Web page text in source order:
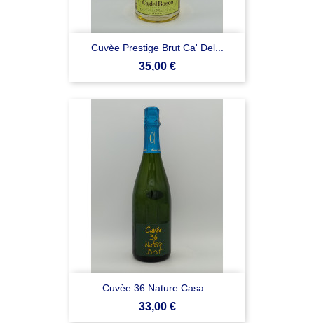
Cuvèe Prestige Brut Ca' Del...
Prezzo
35,00 €
Cuvèe 36 Nature Casa...
Prezzo
33,00 €